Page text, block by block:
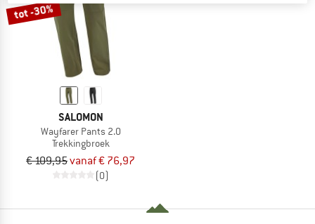
tot -30%
SALOMON
Wayfarer Pants 2.0
Trekkingbroek
€ 109,95vanaf € 76,97
(0)